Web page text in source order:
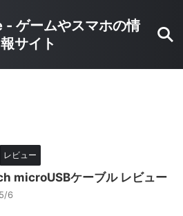
ゲームやスマホの情
報サイト
レビュー
microUSBケーブル レビュー
6